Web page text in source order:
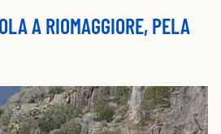
A RIOMAGGIORE, PELA